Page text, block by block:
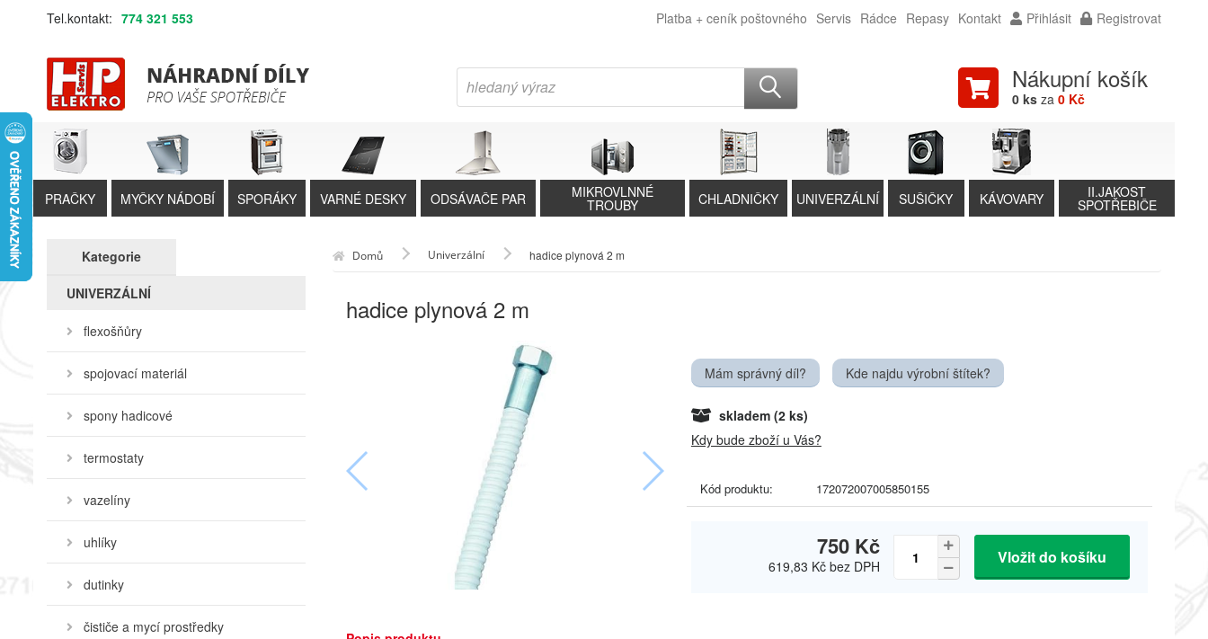
Tel.kontakt: 774 321 553 Platba + ceník poštovného Servis Rádce Repasy Kontakt Přihlásit Registrovat
Nákupní košík
0 ks za 0 Kč
PRAČKY MYČKY NÁDOBÍ SPORÁKY VARNÉ DESKY ODSÁVAČE PAR MIKROVLNNÉ
TROUBY CHLADNIČKY UNIVERZÁLNÍ SUŠIČKY KÁVOVARY II.JAKOST
SPOTŘEBIČE
Kategorie
UNIVERZÁLNÍ
flexošňůry
spojovací materiál
spony hadicové
termostaty
vazelíny
uhlíky
dutinky
čističe a mycí prostředky
Domů Univerzální hadice plynová 2 m
hadice plynová 2 m
Mám správný díl? Kde najdu výrobní štítek?
skladem (2 ks)
Kdy bude zboží u Vás?
Kód produktu: 172072007005850155
750 Kč
619,83 Kč bez DPH Vložit do košíku